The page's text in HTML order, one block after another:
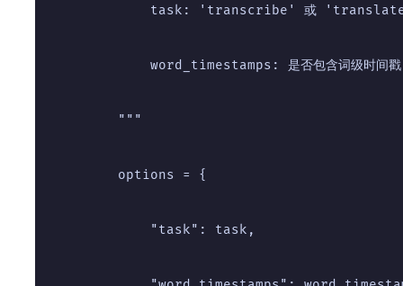
task: 'transcribe' 或 'translate'
            word_timestamps: 是否包含词级时间戳
        """
        options = {
            "task": task,